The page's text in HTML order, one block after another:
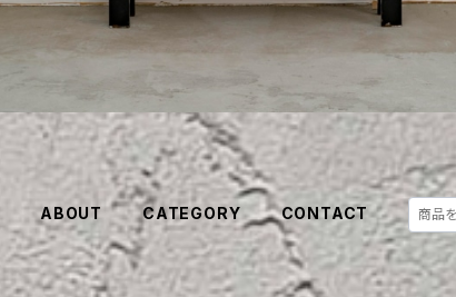
ABOUT CATEGORY CONTACT